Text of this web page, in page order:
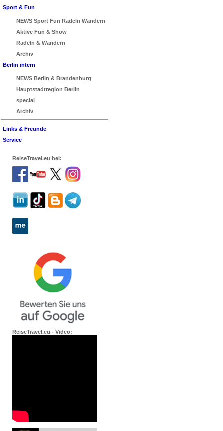
Sport & Fun
NEWS Sport Fun Radeln Wandern
Aktive Fun & Show
Radeln & Wandern
Archiv
Berlin intern
NEWS Berlin & Brandenburg
Hauptstadtregion Berlin
special
Archiv
Links & Freunde
Service
ReiseTravel.eu bei:
ReiseTravel.eu - Video: